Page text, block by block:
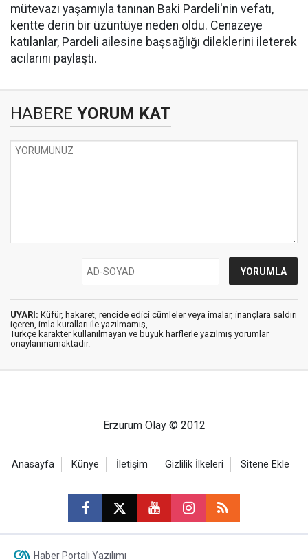
mütevazı yaşamıyla tanınan Baki Pardeli'nin vefatı,
kentte derin bir üzüntüye neden oldu. Cenazeye
katılanlar, Pardeli ailesine başsağlığı dileklerini ileterek
acılarını paylaştı.
HABERE YORUM KAT
UYARI: Küfür, hakaret, rencide edici cümleler veya imalar, inançlara saldırı
içeren, imla kuralları ile yazılmamış,
Türkçe karakter kullanılmayan ve büyük harflerle yazılmış yorumlar
onaylanmamaktadır.
Erzurum Olay © 2012
Anasayfa Künye İletişim Gizlilik İlkeleri Sitene Ekle
Haber Portalı Yazılımı